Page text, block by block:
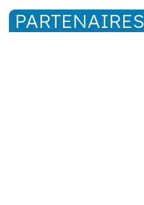
PARTENAIRES